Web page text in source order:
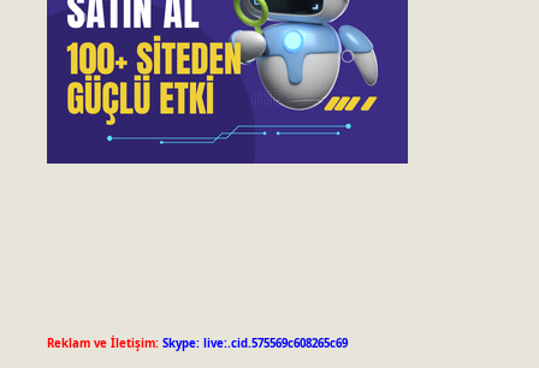
Reklam ve İletişim: Skype: live:.cid.575569c608265c69